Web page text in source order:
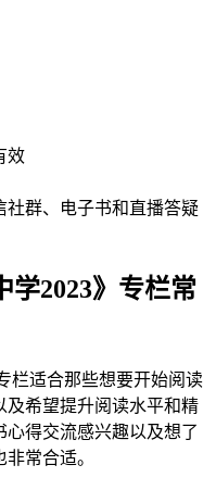
效
社群、电子书和直播答疑
学2023》专栏常
栏适合那些想要开始阅读
及希望提升阅读水平和精
得交流感兴趣以及想了
常合适。